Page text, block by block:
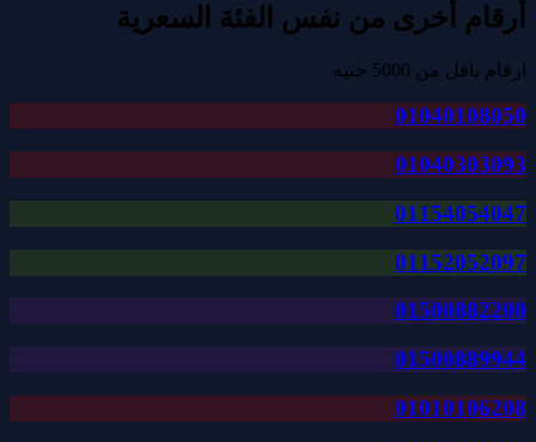
أرقام أخرى من نفس الفئة السعرية
ارقام باقل من 5000 جنيه
01040108050
01040303093
01154054047
01152052097
01500882200
01500889944
01010106208